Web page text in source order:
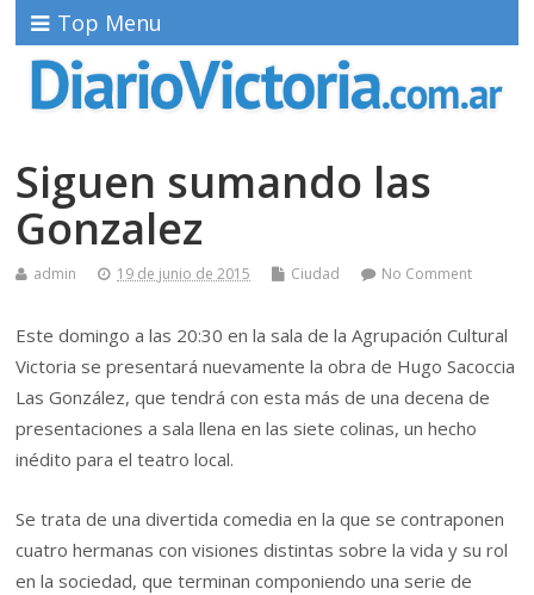
Top Menu
Siguen sumando las
Gonzalez
admin 19 de junio de 2015 Ciudad No Comment
Este domingo a las 20:30 en la sala de la Agrupación Cultural
Victoria se presentará nuevamente la obra de Hugo Sacoccia
Las González, que tendrá con esta más de una decena de
presentaciones a sala llena en las siete colinas, un hecho
inédito para el teatro local.
Se trata de una divertida comedia en la que se contraponen
cuatro hermanas con visiones distintas sobre la vida y su rol
en la sociedad, que terminan componiendo una serie de